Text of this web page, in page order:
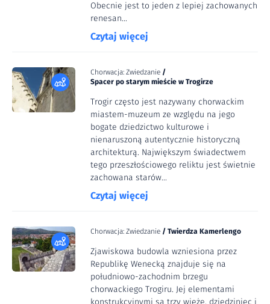
Obecnie jest to jeden z lepiej zachowanych
renesan...
Czytaj więcej
Chorwacja: Zwiedzanie /
Spacer po starym mieście w Trogirze
Trogir często jest nazywany chorwackim
miastem-muzeum ze względu na jego
bogate dziedzictwo kulturowe i
nienaruszoną autentycznie historyczną
architekturą. Największym świadectwem
tego przeszłościowego reliktu jest świetnie
zachowana starów...
Czytaj więcej
Chorwacja: Zwiedzanie / Twierdza Kamerlengo
Zjawiskowa budowla wzniesiona przez
Republikę Wenecką znajduje się na
południowo-zachodnim brzegu
chorwackiego Trogiru. Jej elementami